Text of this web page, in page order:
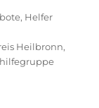
, Helfer
Heilbronn,